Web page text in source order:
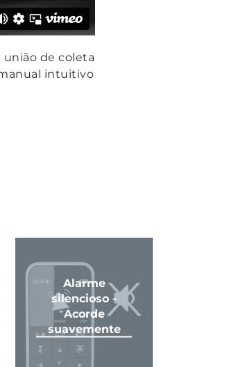
união de coleta
intuitivo
Alarme
silencioso -
Acorde
suavemente